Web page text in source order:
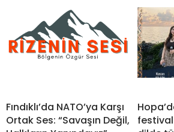
Fındıklı’da NATO’ya Karşı
Ortak Ses: “Savaşın Değil,
festival